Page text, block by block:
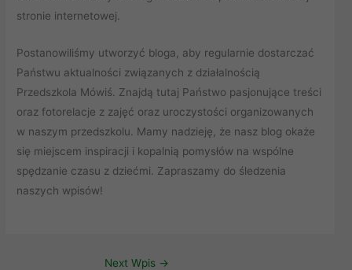
stronie internetowej.
Postanowiliśmy utworzyć bloga, aby regularnie dostarczać
Państwu aktualności związanych z działalnością
Przedszkola Mówiś. Znajdą tutaj Państwo pasjonujące treści
oraz fotorelacje z zajęć oraz uroczystości organizowanych
w naszym przedszkolu. Mamy nadzieję, że nasz blog okaże
się miejscem inspiracji i kopalnią pomysłów na wspólne
spędzanie czasu z dziećmi. Zapraszamy do śledzenia
naszych wpisów!
Next Wpis →